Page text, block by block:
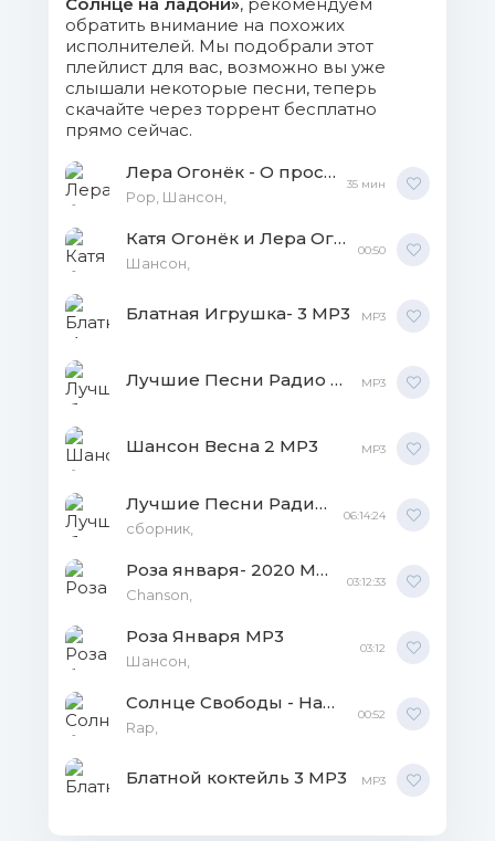
обратить внимание на похожих
исполнителей. Мы подобрали этот
плейлист для вас, возможно вы уже
слышали некоторые песни, теперь
скачайте через торрент бесплатно
прямо сейчас.
Лера Огонёк - О простом и обычном MP3
Pop, Шансон,
35 мин
Катя Огонёк и Лера Огонёк - Лучшие песни MP3
Шансон,
00:50
Блатная Игрушка- 3 MP3 MP3
Лучшие Песни Радио Шансон часть 3 MP3 MP3
Шансон Весна 2 MP3 MP3
Лучшие Песни Радио Шансон часть 8 MP3
сборник,
06:14:24
Роза января- 2020 MP3
Chanson,
03:12:33
Роза Января MP3
Шансон,
03:12
Солнце Свободы - Наше Слово FLAC
Rap,
00:52
Блатной коктейль 3 MP3 MP3